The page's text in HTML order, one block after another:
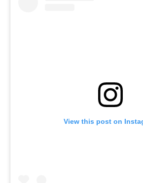
View this post on